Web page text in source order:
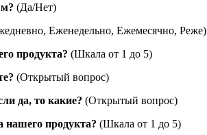
(Да/Нет)
Еженедельно, Ежемесячно, Реже)
продукта? (Шкала от 1 до 5)
(Открытый вопрос)
да, то какие? (Открытый вопрос)
нашего продукта? (Шкала от 1 до 5)